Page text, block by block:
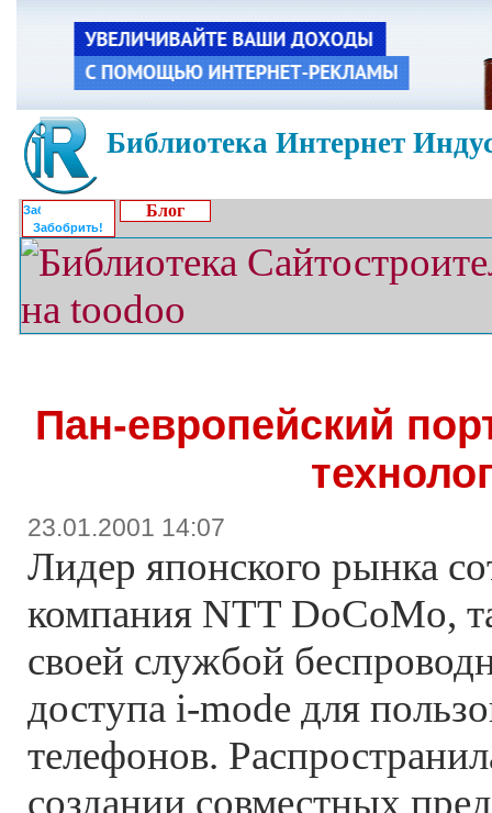
Библиотека Интернет
Забобрить!
Блог
Пан-европейский
23.01.2001 14:07
Лидер японского рынка
компания NTT DoCoMo,
своей службой
доступа i-mode для
телефонов.
создании совместных